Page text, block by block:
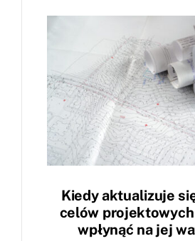
Kiedy aktualizuje
celów projektowych
wpłynąć na jej